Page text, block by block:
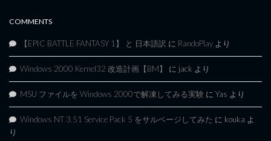
COMMENTS
【EPIC BATTLE FANTASY 1】 と 日本語訳 に RandoPlay より
Windows 2000 Kernel32 改造計画【BM】 に jack より
MSU ファイルを Windows 2000で解凍してみる実験 に Yas より
Windows NT 3.51 Service Pack 5 をサルベージしてみた に kouka よ
り